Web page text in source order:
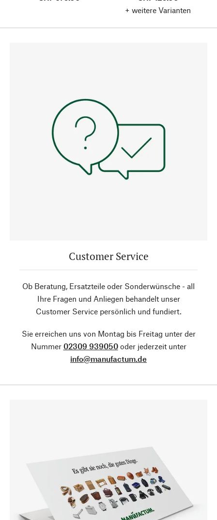
+ weitere Varianten
Customer Service
Ob Beratung, Ersatzteile oder Sonderwünsche - all
Ihre Fragen und Anliegen behandelt unser
Customer Service persönlich und fundiert.
Sie erreichen uns von Montag bis Freitag unter der
Nummer 02309 939050oder jederzeit unter
info@manufactum.de